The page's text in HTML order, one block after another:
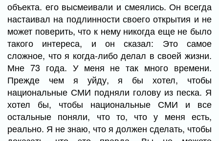
объекта. его высмеивали и смеялись. Он всегда
настаивал на подлинности своего открытия и не
может поверить, что к нему никогда еще не было
такого интереса, и он сказал: Это самое
сложное, что я когда-либо делал в своей жизни.
Мне 73 года. У меня не так много времени.
Прежде чем я уйду, я бы хотел, чтобы
национальные СМИ подняли голову из песка. Я
хотел бы, чтобы национальные СМИ и все
остальные поняли, что то, что у меня есть,
реально. Я не знаю, что я должен сделать, чтобы